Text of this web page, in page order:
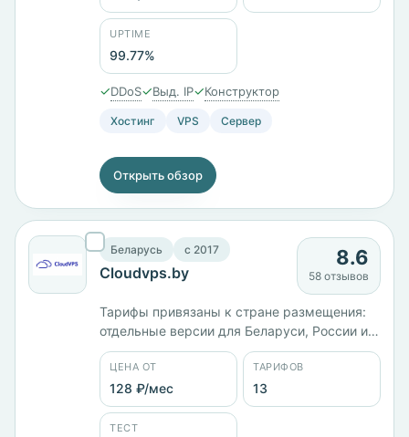
одинаковых 2 ГБ памяти. Всего 15 тарифов
от 80 ₽/мес, оплата картой МИР, через СБП
или Сбербанк Онлайн.
UPTIME
99.77%
✓DDoS✓Выд. IP✓Конструктор
Хостинг VPS Сервер
Открыть обзор
Беларусь c 2017
Cloudvps.by
8.6
58 отзывов
Тарифы привязаны к стране размещения:
отдельные версии для Беларуси, России и
Казахстана, плюс сборка Lite Bitrix под 1С-
Битрикс. Работает с 2017 года, юрлицо —
ООО «Единые Решения». Тринадцать
тарифов от 128 ₽/мес, шесть локаций,
панели ISPmanager и WHMCS. Оплата
ЦЕНА ОТ
128 ₽/мес
ТАРИФОВ
13
ТЕСТ